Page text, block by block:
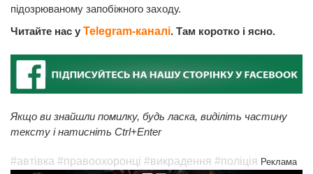
підозрюваному запобіжного заходу.
Читайте нас у Telegram-каналі. Там коротко і ясно.
Якщо ви знайшли помилку, будь ласка, виділіть частину
тексту і натисніть Ctrl+Enter
#автівка #правоохоронці #викрадення #поліція Реклама